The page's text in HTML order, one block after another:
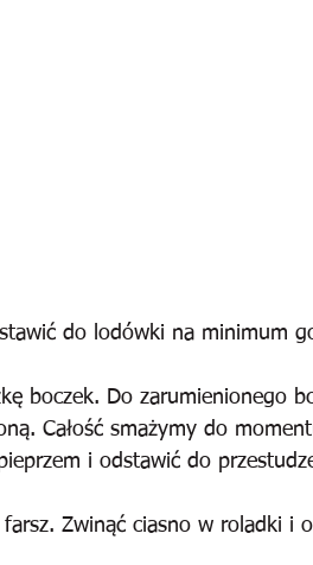
do lodówki na minimum
boczek. Do zarumienionego
Całość smażymy do
i odstawić do
Zwinąć ciasno w roladki i